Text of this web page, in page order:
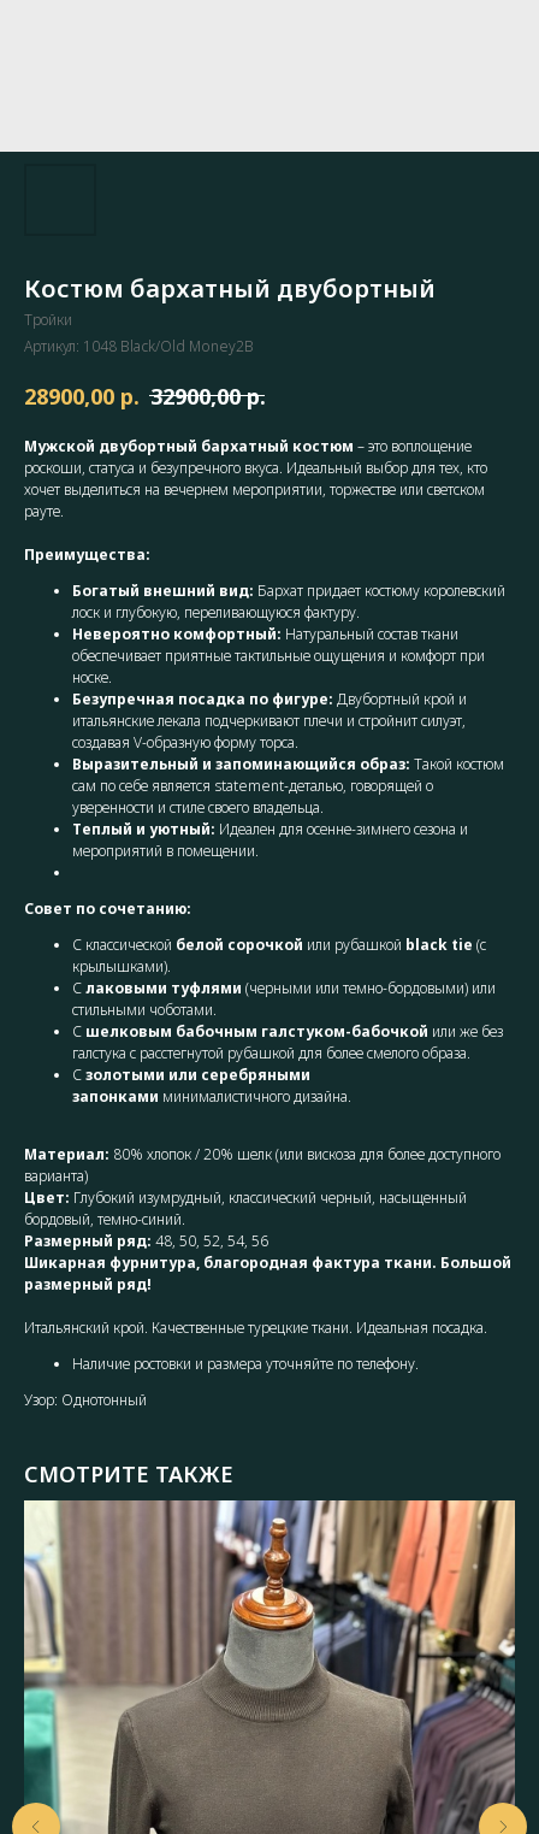
Костюм бархатный двубортный
Тройки
Артикул: 1048 Black/Old Money2B
28900,00 р. 32900,00 р.
Мужской двубортный бархатный костюм – это воплощение
роскоши, статуса и безупречного вкуса. Идеальный выбор для тех, кто
хочет выделиться на вечернем мероприятии, торжестве или светском
рауте.
Преимущества:
Богатый внешний вид: Бархат придает костюму королевский
лоск и глубокую, переливающуюся фактуру.
Невероятно комфортный: Натуральный состав ткани
обеспечивает приятные тактильные ощущения и комфорт при
носке.
Безупречная посадка по фигуре: Двубортный крой и
итальянские лекала подчеркивают плечи и стройнит силуэт,
создавая V-образную форму торса.
Выразительный и запоминающийся образ: Такой костюм
сам по себе является statement-деталью, говорящей о
уверенности и стиле своего владельца.
Теплый и уютный: Идеален для осенне-зимнего сезона и
мероприятий в помещении.
Совет по сочетанию:
С классической белой сорочкой или рубашкой black tie (с
крылышками).
Слаковыми туфлями (черными или темно-бордовыми) или
стильными чоботами.
С шелковым бабочным галстуком-бабочкой или же без
галстука с расстегнутой рубашкой для более смелого образа.
Сзолотыми или серебряными
запонками минималистичного дизайна.
Материал: 80% хлопок / 20% шелк (или вискоза для более доступного
варианта)
Цвет: Глубокий изумрудный, классический черный, насыщенный
бордовый, темно-синий.
Размерный ряд: 48, 50, 52, 54, 56
Шикарная фурнитура, благородная фактура ткани. Большой
размерный ряд!
Итальянский крой. Качественные турецкие ткани. Идеальная посадка.
Наличие ростовки и размера уточняйте по телефону.
Узор: Однотонный
СМОТРИТЕ ТАКЖЕ